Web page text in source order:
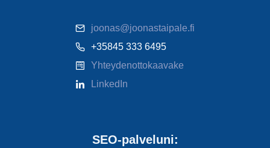
joonas@joonastaipale.fi
+35845 333 6495
Yhteydenottokaavake
LinkedIn
SEO-palveluni: